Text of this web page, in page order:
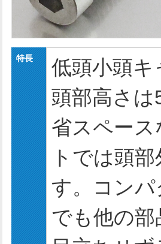
特長
低頭小頭
頭部高さは
省スペー
トでは頭
す。コン
でも他の